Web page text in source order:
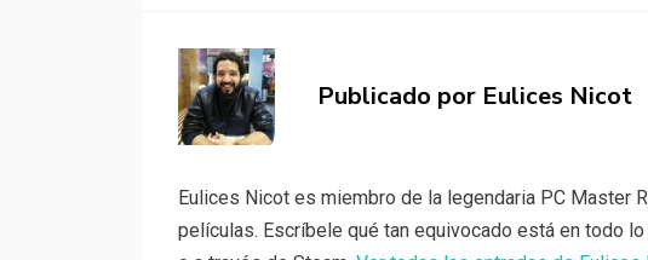
Publicado por Eulices Nicot
Eulices Nicot es miembro de la legendaria PC Master
películas. Escríbele qué tan equivocado está en todo